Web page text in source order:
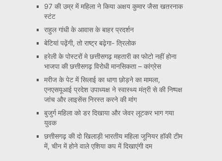
97 की उम्र में महिला ने किया अक्षय कुमार जैसा खतरनाक
स्टंट
राहुल गांधी के आवास के बाहर प्रदर्शन
बेटियां पढ़ेंगी, तो राष्ट्र बढ़ेगा- त्रिलोक
हरेली के पोस्टरों मे छत्तीसगढ़ महतारी का फोटो नहीं होना
भाजपा की छत्तीसगढ़ विरोधी मानसिकता – कांग्रेस
मरीज के पेट में सिलाई का धागा छोड़ने का मामला,
एनएसयूआई प्रदेश उपाध्यक्ष ने स्वास्थ्य मंत्री से की निष्पक्ष
जांच और लाइसेंस निरस्त करने की मांग
बुजुर्ग महिला को डर दिखाया और जेवर लूटकर भाग गया
युवक
छत्तीसगढ़ की दो खिलाड़ी भारतीय महिला जूनियर हॉकी टीम
में, चीन में होने वाले एशिया कप में दिखाएंगी दम